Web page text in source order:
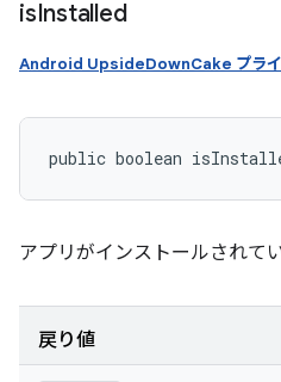
isInstalled
Android UpsideDownCake プライ
public boolean
アプリがインストールされて
戻り値